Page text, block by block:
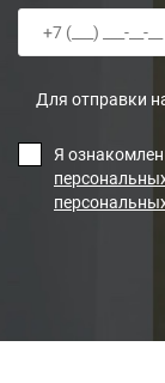
Для отправки
Я